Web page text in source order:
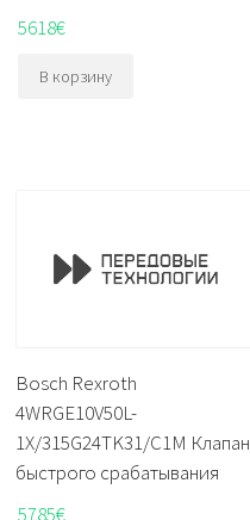
5618€
В корзину
Bosch Rexroth
4WRGE10V50L-
1X/315G24TK31/C1M Клапан
быстрого срабатывания
5785€